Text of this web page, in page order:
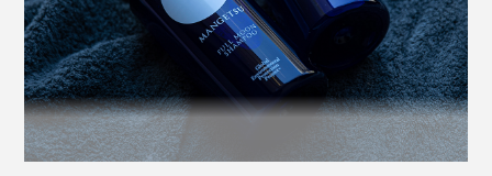
かの香りを選んだり、月の満ち欠けに合せて使い分けた
り。
大好きな香りで全身を洗いながら、自然ならではの心地
よさを、たっぷり浴びてください。
※髪が長い人やオイリー肌の人は、髪を洗った後の泡が足りなくなる場合がありま
す。そのときは、シャンプーを継ぎ足して、再びよく泡立ててください。
シャンプー後はすぐに流さないで、そのまま髪を「泡パ
ック」するのがオススメ（2分以上）。その間に、残り